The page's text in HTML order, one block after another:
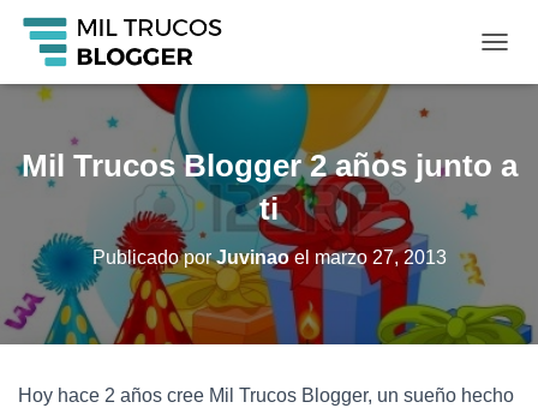
A
A
D
E
V
Mil Trucos Blogger 2 años junto a
ti
Publicado porJuvinaoel marzo 27, 2013
Hoy hace 2 años cree Mil Trucos Blogger, un sueño hecho